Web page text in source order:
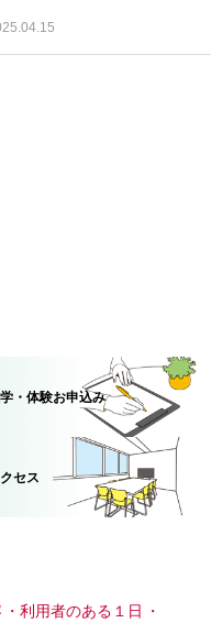
・体験お申込み
セス
利用者のある１日